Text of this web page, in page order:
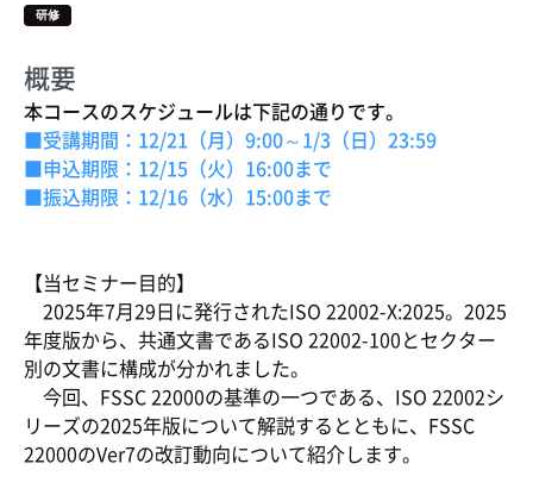
研修
概要
本コースのスケジュールは下記の通りです。
■受講期間：12/21（月）9:00～1/3（日）23:59
■申込期限：12/15（火）16:00まで
■振込期限：12/16（水）15:00まで
【当セミナー目的】
2025年7月29日に発行されたISO 22002-X:2025。2025
年度版から、共通文書であるISO 22002-100とセクター
別の文書に構成が分かれました。
今回、FSSC 22000の基準の一つである、ISO 22002シ
リーズの2025年版について解説するとともに、FSSC
22000のVer7の改訂動向について紹介します。